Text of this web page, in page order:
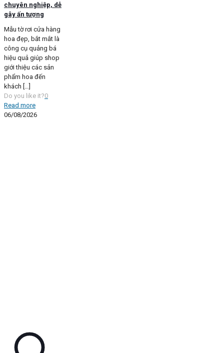
chuyên nghiệp, dễ
gây ấn tượng
Mẫu tờ rơi cửa hàng
hoa đẹp, bắt mắt là
công cụ quảng bá
hiệu quả giúp shop
giới thiệu các sản
phẩm hoa đến
khách
Do you like it?0
Read more
06/08/2026